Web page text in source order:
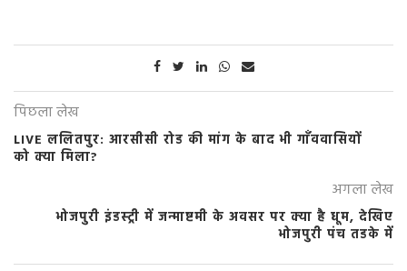
पिछला लेख
LIVE ललितपुर: आरसीसी रोड की मांग के बाद भी गाँववासियों
को क्या मिला?
अगला लेख
भोजपुरी इंडस्ट्री में जन्माष्टमी के अवसर पर क्या है धूम, देखिए
भोजपुरी पंच तडके में